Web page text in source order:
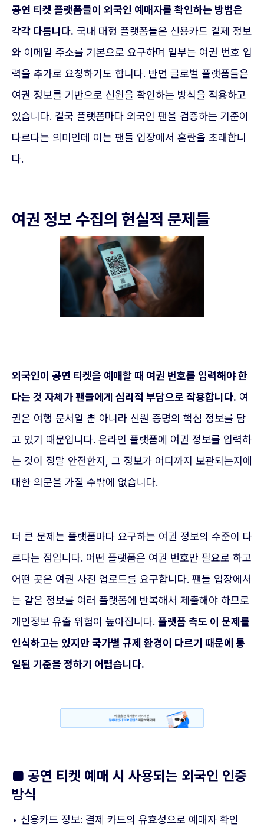
공연 티켓 플랫폼들이 외국인 예매자를 확인하는 방법은
각각 다릅니다. 국내 대형 플랫폼들은 신용카드 결제 정보
와 이메일 주소를 기본으로 요구하며 일부는 여권 번호 입
력을 추가로 요청하기도 합니다. 반면 글로벌 플랫폼들은
여권 정보를 기반으로 신원을 확인하는 방식을 적용하고
있습니다. 결국 플랫폼마다 외국인 팬을 검증하는 기준이
다르다는 의미인데 이는 팬들 입장에서 혼란을 초래합니
다.
여권 정보 수집의 현실적 문제들
외국인이 공연 티켓을 예매할 때 여권 번호를 입력해야 한
다는 것 자체가 팬들에게 심리적 부담으로 작용합니다. 여
권은 여행 문서일 뿐 아니라 신원 증명의 핵심 정보를 담
고 있기 때문입니다. 온라인 플랫폼에 여권 정보를 입력하
는 것이 정말 안전한지, 그 정보가 어디까지 보관되는지에
대한 의문을 가질 수밖에 없습니다.
더 큰 문제는 플랫폼마다 요구하는 여권 정보의 수준이 다
르다는 점입니다. 어떤 플랫폼은 여권 번호만 필요로 하고
어떤 곳은 여권 사진 업로드를 요구합니다. 팬들 입장에서
는 같은 정보를 여러 플랫폼에 반복해서 제출해야 하므로
개인정보 유출 위험이 높아집니다. 플랫폼 측도 이 문제를
인식하고는 있지만 국가별 규제 환경이 다르기 때문에 통
일된 기준을 정하기 어렵습니다.
■ 공연 티켓 예매 시 사용되는 외국인 인증
방식
• 신용카드 정보: 결제 카드의 유효성으로 예매자 확인